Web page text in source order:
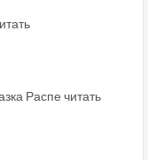
Распе читать